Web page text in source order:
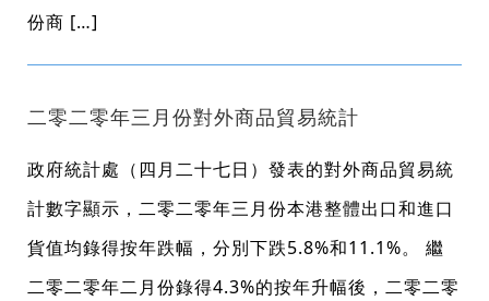
份商 […]
二零二零年三月份對外商品貿易統計
政府統計處（四月二十七日）發表的對外商品貿易統
計數字顯示，二零二零年三月份本港整體出口和進口
貨值均錄得按年跌幅，分別下跌5.8%和11.1%。 繼
二零二零年二月份錄得4.3%的按年升幅後，二零二零